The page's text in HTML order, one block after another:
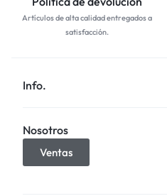
Artículos de alta calidad entregados a
satisfacción.
Info.
Nosotros
Ventas